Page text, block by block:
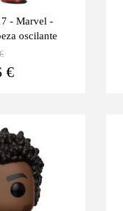
- Marvel -
oscilante
€